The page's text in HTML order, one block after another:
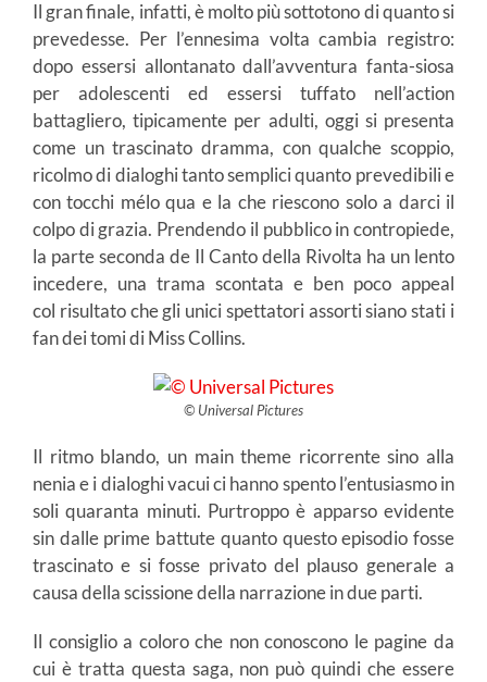
Il gran finale, infatti, è molto più sottotono di quanto si
prevedesse. Per l’ennesima volta cambia registro:
dopo essersi allontanato dall’avventura fanta-siosa
per adolescenti ed essersi tuffato nell’action
battagliero, tipicamente per adulti, oggi si presenta
come un trascinato dramma, con qualche scoppio,
ricolmo di dialoghi tanto semplici quanto prevedibili e
con tocchi mélo qua e la che riescono solo a darci il
colpo di grazia. Prendendo il pubblico in contropiede,
la parte seconda de Il Canto della Rivolta ha un lento
incedere, una trama scontata e ben poco appeal
col risultato che gli unici spettatori assorti siano stati i
fan dei tomi di Miss Collins.
© Universal Pictures
Il ritmo blando, un main theme ricorrente sino alla
nenia e i dialoghi vacui ci hanno spento l’entusiasmo in
soli quaranta minuti. Purtroppo è apparso evidente
sin dalle prime battute quanto questo episodio fosse
trascinato e si fosse privato del plauso generale a
causa della scissione della narrazione in due parti.
Il consiglio a coloro che non conoscono le pagine da
cui è tratta questa saga, non può quindi che essere